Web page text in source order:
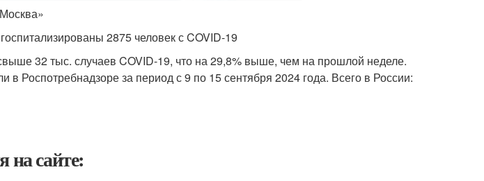
2875 человек с COVID-19
32 тыс. случаев COVID-19, что на 29,8% выше, чем на прошлой неделе.
в Роспотребнадзоре за период с 9 по 15 сентября 2024 года. Всего в России:
на сайте: